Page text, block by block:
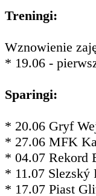
Treningi:
Wznowienie
* 19.06 -
Sparingi:
* 20.06 Gryf
* 27.06 MFK
* 04.07 Rekord
* 11.07 Slezský
* 17.07 Piast